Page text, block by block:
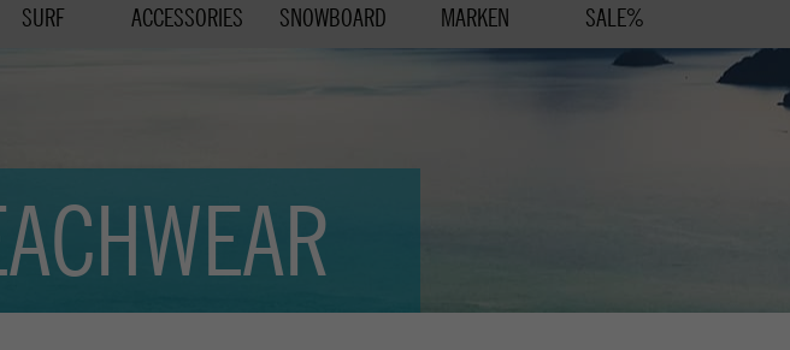
SURF ACCESSORIES SNOWBOARD MARKEN SALE%